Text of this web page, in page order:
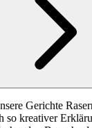
Gerichte
so kreativer